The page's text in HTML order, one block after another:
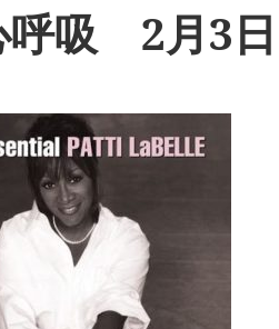
吸 2月3日